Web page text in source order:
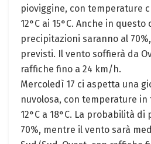
pioviggine, con temperature
12°C ai 15°C. Anche in questo
precipitazioni saranno al
previsti. Il vento soffierà da
raffiche fino a 24 km/h.
Mercoledì 17 ci aspetta una
nuvolosa, con temperature
12°C a 18°C. La probabilità
70%, mentre il vento sarà